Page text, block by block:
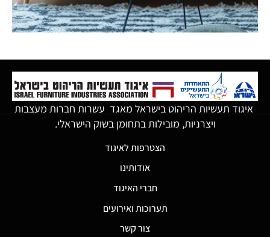
צור קשר
איגוד תעשיות הריהוט בישראל מאגד עשרות חברות מעצבות
ויצרניות, מובילות בתחומן בשוק הישראלי.
הצטרפות לאיגוד
אודותינו
חברי האיגוד
תערוכות ואירועים